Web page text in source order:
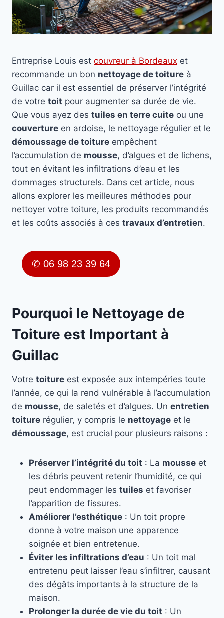
Entreprise Louis est couvreur à Bordeaux et
recommande un bon nettoyage de toiture à
Guillac car il est essentiel de préserver l’intégrité
de votre toit pour augmenter sa durée de vie.
Que vous ayez des tuiles en terre cuite ou une
couverture en ardoise, le nettoyage régulier et le
démoussage de toiture empêchent
l’accumulation de mousse, d’algues et de lichens,
tout en évitant les infiltrations d’eau et les
dommages structurels. Dans cet article, nous
allons explorer les meilleures méthodes pour
nettoyer votre toiture, les produits recommandés
et les coûts associés à ces travaux d’entretien.
✆ 06 98 23 39 64
Pourquoi le Nettoyage de
Toiture est Important à
Guillac
Votre toiture est exposée aux intempéries toute
l’année, ce qui la rend vulnérable à l’accumulation
de mousse, de saletés et d’algues. Un entretien
toiture régulier, y compris le nettoyage et le
démoussage, est crucial pour plusieurs raisons :
Préserver l’intégrité du toit : La mousse et
les débris peuvent retenir l’humidité, ce qui
peut endommager les tuiles et favoriser
l’apparition de fissures.
Améliorer l’esthétique : Un toit propre
donne à votre maison une apparence
soignée et bien entretenue.
Éviter les infiltrations d’eau : Un toit mal
entretenu peut laisser l’eau s’infiltrer, causant
des dégâts importants à la structure de la
maison.
Prolonger la durée de vie du toit : Un